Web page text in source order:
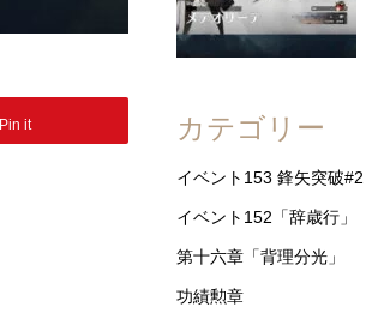
Pin it カテゴリー
イベント153 鋒矢突破#2
イベント152「辞歳行」
第十六章「背理分光」
功績勲章